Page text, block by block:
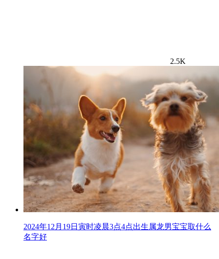
2.5K
2024年12月19日寅时凌晨3点4点出生属龙男宝宝取什么
名字好